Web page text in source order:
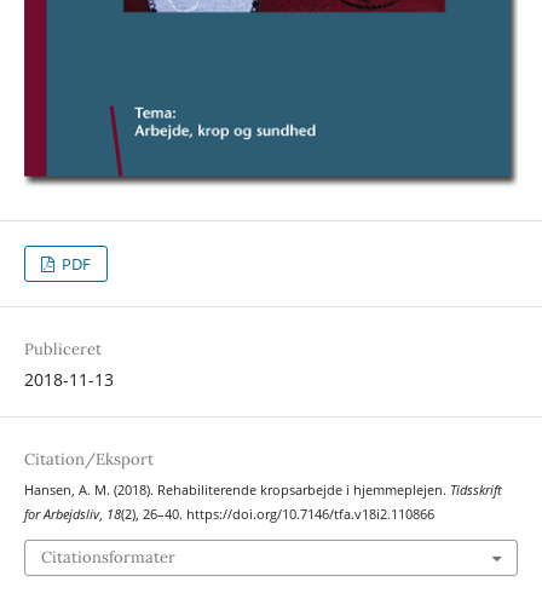
PDF
Publiceret
2018-11-13
Citation/Eksport
Hansen, A. M. (2018). Rehabiliterende kropsarbejde i hjemmeplejen. Tidsskrift
for Arbejdsliv, 18(2), 26–40. https://doi.org/10.7146/tfa.v18i2.110866
Citationsformater